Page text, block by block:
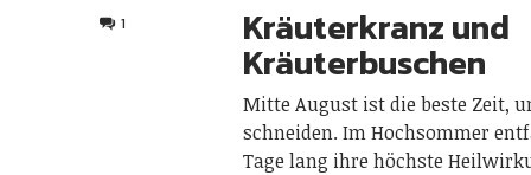
1
Kräuterkranz und
Kräuterbuschen
Mitte August ist die beste Zeit,
schneiden. Im Hochsommer
Tage lang ihre höchste